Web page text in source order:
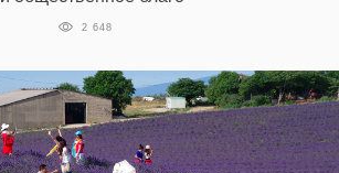
2 648